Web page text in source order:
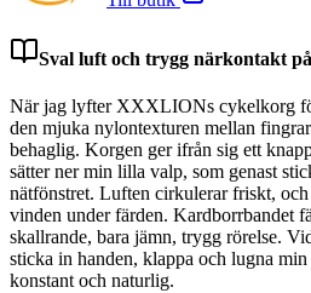
Sval luft och trygg närkontakt
När jag lyfter XXXLIONs cykelkorg
den mjuka nylontexturen mellan
behaglig. Korgen ger ifrån sig ett
sätter ner min lilla valp, som genast
nätfönstret. Luften cirkulerar friskt,
vinden under färden. Kardborrbandet
skallrande, bara jämn, trygg rörelse.
sticka in handen, klappa och lugna
konstant och naturlig.